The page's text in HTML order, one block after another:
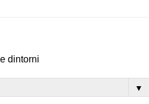
dintorni
▼